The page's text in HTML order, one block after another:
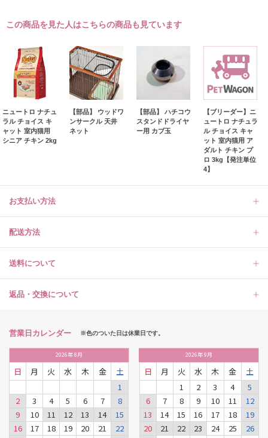
この商品を見た人はこちらの商品も見ています
ニュートロ ナチュ
ラル チョイス キ
ャット 室内猫用
シニア チキン 2kg
【部品】 ウッドワ
ンサークル 天井
ネット
【部品】 ハチコウ
スタンドドライヤ
ー用 カブ玉
【ブリーダー】ニ
ュートロ ナチュラ
ル チョイス キャ
ット 室内猫用 ア
ダルト チキン プ
ロ 3kg【発注単位
4】
お支払い方法
配送方法
送料について
返品・交換について
営業日カレンダー ※色のついた日は休業日です。
2026年8月
日 月 火 水 木 金
土
1
2
3 4 5 6 7
8
9
10 11 12 13 14
15
16
17 18 19 20 21
22
2026年9月
日 月 火 水 木 金
土
1
2 3 4
5
6
7 8 9 10 11
12
13
14 15 16 17 18
19
20
21 22 23 24 25
26